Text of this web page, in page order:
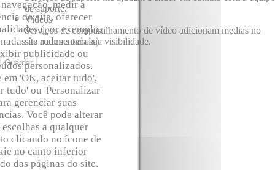
de suporte.
Vídeos
Serviços de compartilhamento de vídeo adicionam medias no
site a aumentam sua visibilidade.
Guardar
medir a
do site, oferecer
(por exemplo,
às redes sociais)
publicidade ou
personalizados.
em 'OK, aceitar tudo',
tudo' ou 'Personalizar'
gerenciar suas
Você pode alterar
escolhas a qualquer
clicando no ícone de
no canto inferior
das páginas do site.